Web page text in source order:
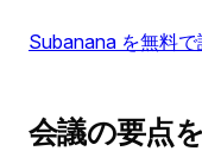
Subanana を無料で
会議の要点